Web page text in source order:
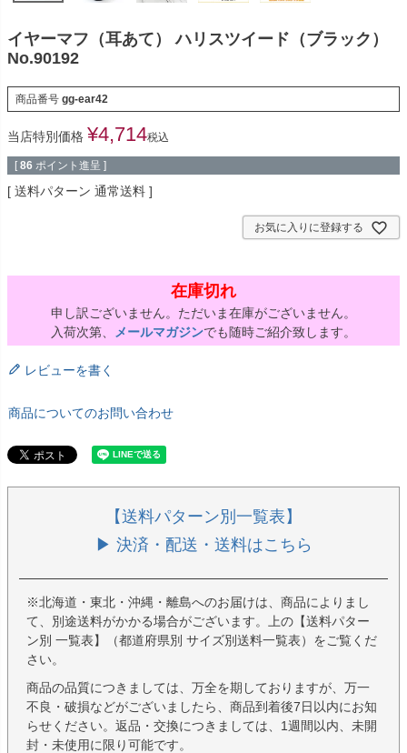
イヤーマフ（耳あて） ハリスツイード（ブラック）
No.90192
商品番号 gg-ear42
当店特別価格 ¥4,714税込
[ 86 ポイント進呈 ]
送料パターン 通常送料
お気に入りに登録する
在庫切れ
申し訳ございません。ただいま在庫がございません。
入荷次第、
メールマガジンでも随時ご紹介致します。
レビューを書く
商品についてのお問い合わせ
【送料パターン別一覧表】
▶ 決済・配送・送料はこちら
※北海道・東北・沖縄・離島へのお届けは、商品によりまし
て、別途送料がかかる場合がございます。上の【送料パター
ン別 一覧表】（都道府県別 サイズ別送料一覧表）をご覧くだ
さい。
商品の品質につきましては、万全を期しておりますが、万一
不良・破損などがございましたら、商品到着後7日以内にお知
らせください。返品・交換につきましては、1週間以内、未開
封・未使用に限り可能です。